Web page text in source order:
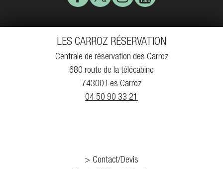
LES CARROZ RÉSERVATION
Centrale de réservation des Carroz
680 route de la télécabine
74300 Les Carroz
04 50 90 33 21
Contact/Devis